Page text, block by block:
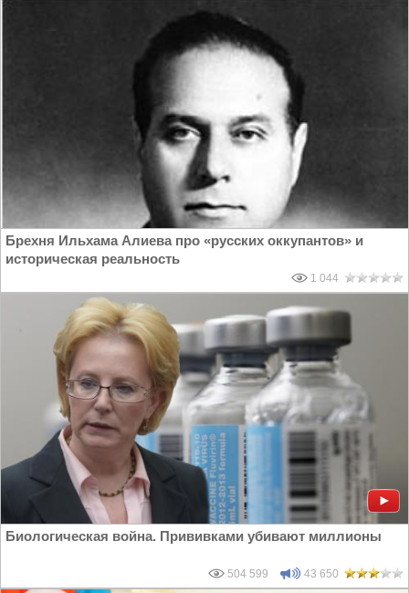
Брехня Ильхама Алиева про «русских оккупантов» и
историческая реальность
1 044
Биологическая война. Прививками убивают миллионы
504 599 43 650